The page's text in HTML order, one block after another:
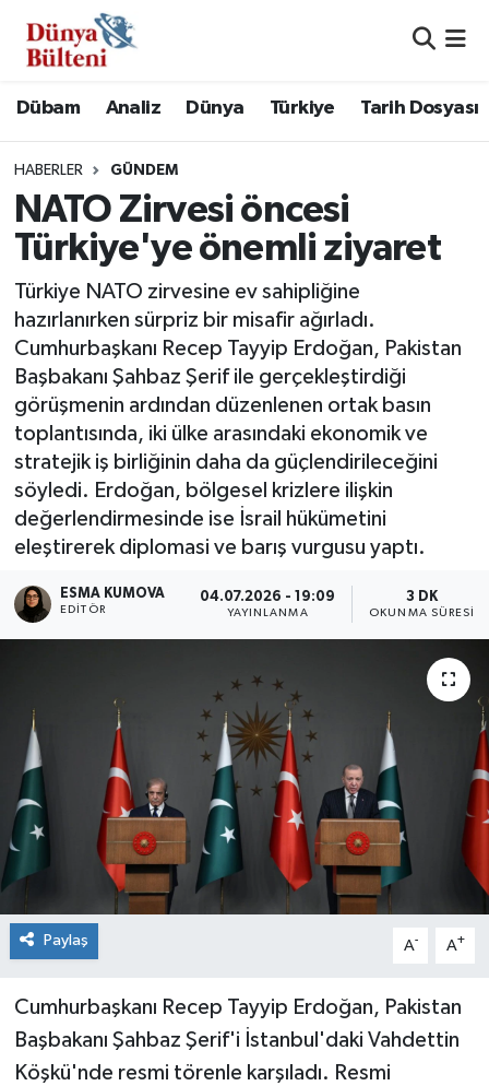
Dübam Analiz Dünya Türkiye Tarih Dosyası
HABERLER GÜNDEM
NATO Zirvesi öncesi
Türkiye'ye önemli ziyaret
Türkiye NATO zirvesine ev sahipliğine
hazırlanırken sürpriz bir misafir ağırladı.
Cumhurbaşkanı Recep Tayyip Erdoğan, Pakistan
Başbakanı Şahbaz Şerif ile gerçekleştirdiği
görüşmenin ardından düzenlenen ortak basın
toplantısında, iki ülke arasındaki ekonomik ve
stratejik iş birliğinin daha da güçlendirileceğini
söyledi. Erdoğan, bölgesel krizlere ilişkin
değerlendirmesinde ise İsrail hükümetini
eleştirerek diplomasi ve barış vurgusu yaptı.
ESMA KUMOVA
EDITÖR
04.07.2026 - 19:09
YAYINLANMA
3 DK
OKUNMA SÜRESI
Paylaş A- A+
Cumhurbaşkanı Recep Tayyip Erdoğan, Pakistan
Başbakanı Şahbaz Şerif'i İstanbul'daki Vahdettin
Köşkü'nde resmi törenle karşıladı. Resmi
Hava Durumu
Namaz Vakitleri
Trafik Durumu
Süper Lig Puan Durumu ve Fikstür
Tüm Manşetler
Son Dakika Haberleri
Haber Arşivi